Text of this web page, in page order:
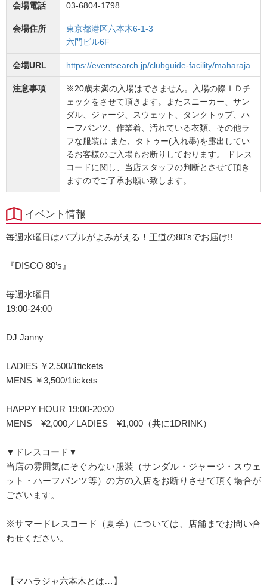
会場電話 03-6804-1798
会場住所
東京都港区六本木6-1-3
六門ビル6F
会場URL https://eventsearch.jp/clubguide-facility/maharaja
注意事項
※20歳未満の入場はできません。入場の際ＩＤチ
ェックをさせて頂きます。またスニーカー、サン
ダル、ジャージ、スウェット、タンクトップ、ハ
ーフパンツ、作業着、汚れている衣類、その他ラ
フな服装は また、タトゥー(入れ墨)を露出してい
るお客様のご入場もお断りしております。 ドレス
コードに関し、当店スタッフの判断とさせて頂き
ますのでご了承お願い致します。
イベント情報
毎週水曜日はバブルがよみがえる！王道の80'sでお届け!!
『DISCO 80’s』
毎週水曜日
19:00-24:00
DJ Janny
LADIES ￥2,500/1tickets
MENS ￥3,500/1tickets
HAPPY HOUR 19:00-20:00
MENS ¥2,000／LADIES ¥1,000（共に1DRINK）
▼ドレスコード▼
当店の雰囲気にそぐわない服装（サンダル・ジャージ・スウェ
ット・ハーフパンツ等）の方の入店をお断りさせて頂く場合が
ございます。
※サマードレスコード（夏季）については、店舗までお問い合
わせください。
【マハラジャ六本木とは…】